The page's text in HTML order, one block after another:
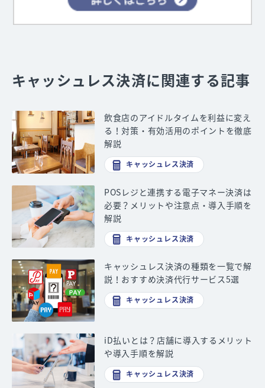
キャッシュレス決済に関連する記事
飲食店のアイドルタイムを利益に変え
る！対策・有効活用のポイントを徹底
解説
キャッシュレス決済
POSレジと連携する電子マネー決済は
必要？メリットや注意点・導入手順を
解説
キャッシュレス決済
キャッシュレス決済の種類を一覧で解
説！おすすめ決済代行サービス5選
キャッシュレス決済
iD払いとは？店舗に導入するメリット
や導入手順を解説
キャッシュレス決済